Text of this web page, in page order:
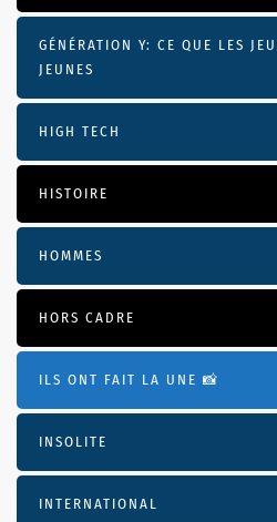
GÉNÉRATION Y: CE QUE LES
JEUNES
HIGH TECH
HISTOIRE
HOMMES
HORS CADRE
ILS ONT FAIT LA UNE 📸
INSOLITE
INTERNATIONAL